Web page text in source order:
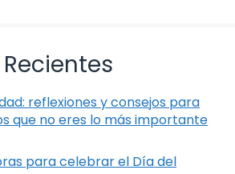
reflexiones y consejos para
que no eres lo más importante
para celebrar el Día del